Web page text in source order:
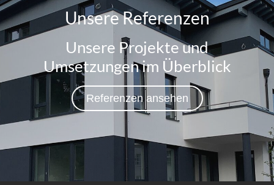
Unsere Referenzen
Unsere Projekte und
Umsetzungen im Überblick
Referenzen ansehen